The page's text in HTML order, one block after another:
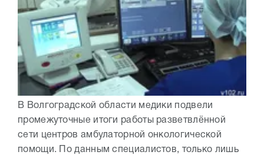
В Волгоградской области медики подвели
промежуточные итоги работы разветвлённой
сети центров амбулаторной онкологической
помощи. По данным специалистов, только лишь